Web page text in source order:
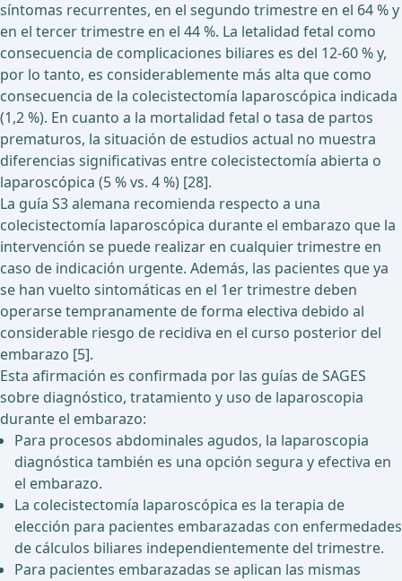
síntomas recurrentes, en el segundo trimestre en el 64 % y
en el tercer trimestre en el 44 %. La letalidad fetal como
consecuencia de complicaciones biliares es del 12-60 % y,
por lo tanto, es considerablemente más alta que como
consecuencia de la colecistectomía laparoscópica indicada
(1,2 %). En cuanto a la mortalidad fetal o tasa de partos
prematuros, la situación de estudios actual no muestra
diferencias significativas entre colecistectomía abierta o
laparoscópica (5 % vs. 4 %) [28].
La guía S3 alemana recomienda respecto a una
colecistectomía laparoscópica durante el embarazo que la
intervención se puede realizar en cualquier trimestre en
caso de indicación urgente. Además, las pacientes que ya
se han vuelto sintomáticas en el 1er trimestre deben
operarse tempranamente de forma electiva debido al
considerable riesgo de recidiva en el curso posterior del
embarazo [5].
Esta afirmación es confirmada por las guías de SAGES
sobre diagnóstico, tratamiento y uso de laparoscopia
durante el embarazo:
Para procesos abdominales agudos, la laparoscopia
diagnóstica también es una opción segura y efectiva en
el embarazo.
La colecistectomía laparoscópica es la terapia de
elección para pacientes embarazadas con enfermedades
de cálculos biliares independientemente del trimestre.
Para pacientes embarazadas se aplican las mismas